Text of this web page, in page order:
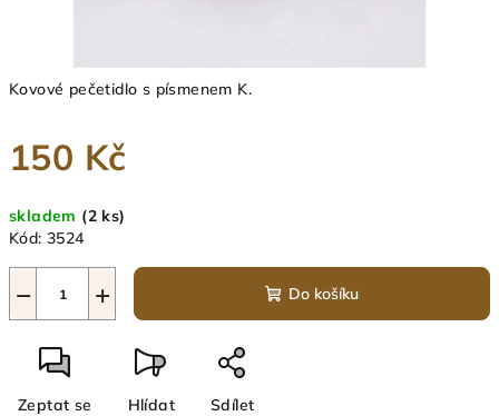
Kovové pečetidlo s písmenem K.
150 Kč
cena:
skladem (2 ks)
Kód: 3524
+
− Do košíku
Zeptat se Hlídat Sdílet